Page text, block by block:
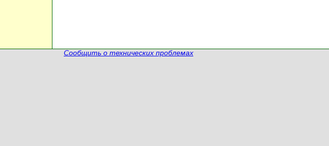
Сообщить о технических проблемах